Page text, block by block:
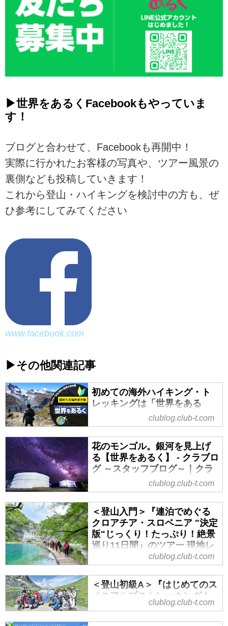
▶世界をあるくFacebookもやっていま
す！
ブログと合わせて、Facebookも再開中！
実際に行かれたお客様の写真や、ツアー風景の
裏側なども投稿していきます！
これから登山・ハイキングを検討中の方も、ぜ
ひ参考にしてみてください
www.facebook.com
▶その他関連記事
初めての海外ハイキング・ト
レッキングは「世界をある
く」にお任せください！ - クラ
ブログ ～スタッフブログ～｜
クラブツーリズム
今年は海外あるき旅に行こう！！
かつての制限も過去のものとな
り、2026年現在、世界の観光地は
再び活気に満ちあふれています。
羽田・成田空港でも、大きな荷物
を持って出発を待つ方々の姿が日
常となりました。
「海外の山なんて、日本の山を極
めた人しか行けないのでは？」
そう思われている方も多いかもし
の山は登ったことがない方でも歩
けるような海外のハイキングルー
トは沢山あります！
clublog.club-t.com
花のモンゴル。銀河を見上げ
る【世界をあるく】 - クラブロ
グ ～スタッフブログ～｜クラ
星。五感がよろこぶモンゴルへ
——
モンゴルという国を思い浮かべる
と、まず広がるのは地平線まで続
風が流れるたび、黄色や紫の可憐
な野の花が一斉に揺れ、まるで大
地そのものが息づいているようで
す。春から夏にかけて咲き誇る
花々は、訪れる季節ごとに表情を
clublog.club-t.com
＜登山入門＞『連泊でめぐる
クロアチア・スロベニア "決定
版"じっくり！たっぷり！絶景
巡り11日間』のツアー 現地レ
ポート【世界をあるく】 - クラ
ブログ ～スタッフブログ～｜
クラブツーリズム
はじめに
皆さんこんにちは！「世界をある
clublog.club-t.com
＜登山初級A＞『はじめてのス
イスアルプストレッキング１
０日間』のツアー 現地レポー
clublog.club-t.com